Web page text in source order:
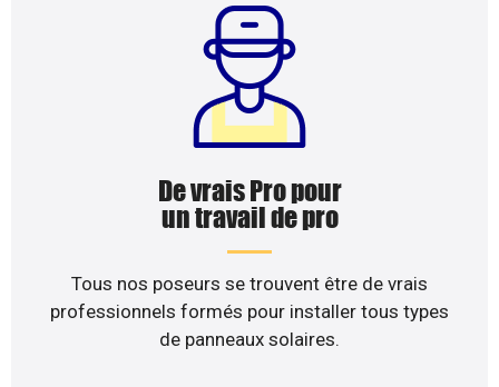
De vrais Pro pour
un travail de pro
Tous nos poseurs se trouvent être de vrais
professionnels formés pour installer tous types
de panneaux solaires.